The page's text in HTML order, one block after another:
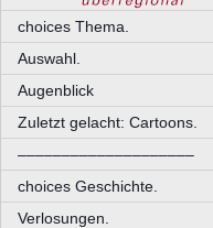
choices Thema.
Auswahl.
Augenblick
Zuletzt gelacht: Cartoons.
––––––––––––––––––––
choices Geschichte.
Verlosungen.